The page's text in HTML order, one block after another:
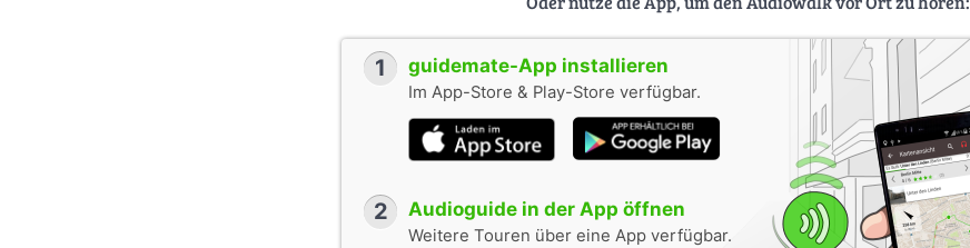
1 guidemate-App installieren
Im App-Store & Play-Store verfügbar.
2 Audioguide in der App öffnen
Weitere Touren über eine App verfügbar.